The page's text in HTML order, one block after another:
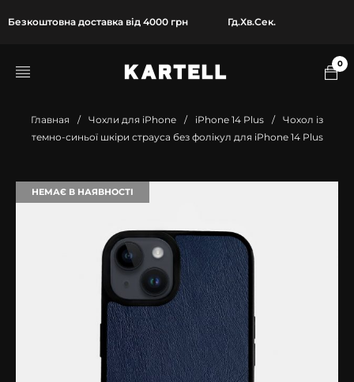
Безкоштовна доставка від 4000 грн Гд.Хв.Сек.
0
Главная / Чохли для iPhone / iPhone 14 Plus /
Чохол із
темно-синьої шкіри страуса без фолікул для iPhone 14 Plus
НЕМАЄ В НАЯВНОСТІ